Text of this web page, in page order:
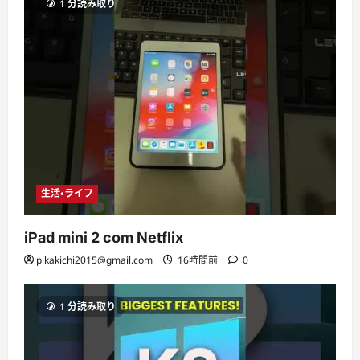
1 分読み取り
生活・ライフ
iPad mini 2 com Netflix
pikakichi2015@gmail.com 16時間前 0
1 分読み取り